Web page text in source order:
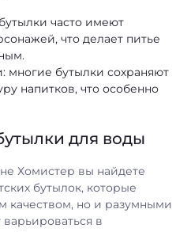
часто имеют
что делает питье
многие бутылки сохраняют
напитков, что особенно
для воды
Хомистер вы найдете
бутылок, которые
качеством, но и разумными
в